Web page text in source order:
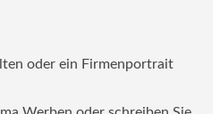
oder ein Firmenportrait